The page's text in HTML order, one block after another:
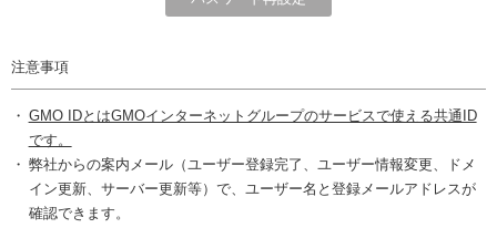
注意事項
GMO IDとはGMOインターネットグループのサービスで使える共通ID
です。
弊社からの案内メール（ユーザー登録完了、ユーザー情報変更、ドメ
イン更新、サーバー更新等）で、ユーザー名と登録メールアドレスが
確認できます。